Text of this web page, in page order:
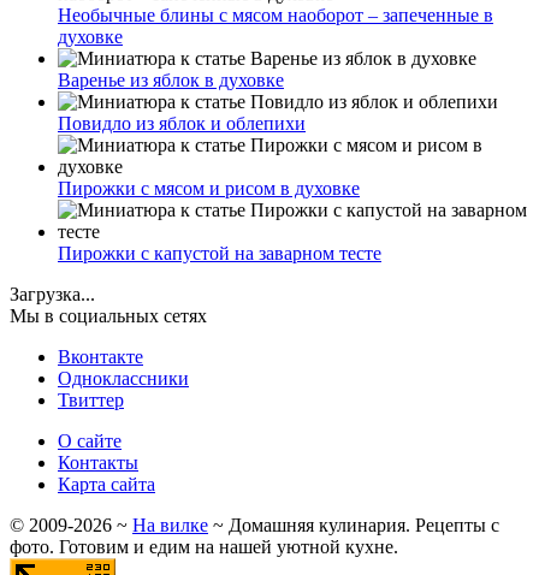
Необычные блины с мясом наоборот – запеченные в
духовке
Варенье из яблок в духовке
Повидло из яблок и облепихи
Пирожки с мясом и рисом в духовке
Пирожки с капустой на заварном тесте
Загрузка...
Мы в социальных сетях
Вконтакте
Одноклассники
Твиттер
О сайте
Контакты
Карта сайта
© 2009-2026 ~ На вилке ~ Домашняя кулинария. Рецепты с
фото. Готовим и едим на нашей уютной кухне.